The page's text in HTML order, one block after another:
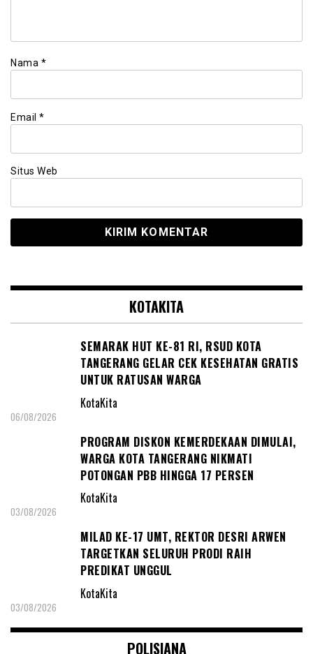
Nama *
Email *
Situs Web
KOTAKITA
SEMARAK HUT KE-81 RI, RSUD KOTA
TANGERANG GELAR CEK KESEHATAN GRATIS
UNTUK RATUSAN WARGA
KotaKita
06/08/2026
PROGRAM DISKON KEMERDEKAAN DIMULAI,
WARGA KOTA TANGERANG NIKMATI
POTONGAN PBB HINGGA 17 PERSEN
KotaKita
03/08/2026
MILAD KE-17 UMT, REKTOR DESRI ARWEN
TARGETKAN SELURUH PRODI RAIH
PREDIKAT UNGGUL
KotaKita
03/08/2026
POLISIANA